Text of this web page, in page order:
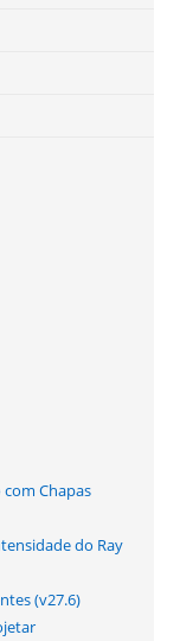
Chapas
do Ray
(v27.6)